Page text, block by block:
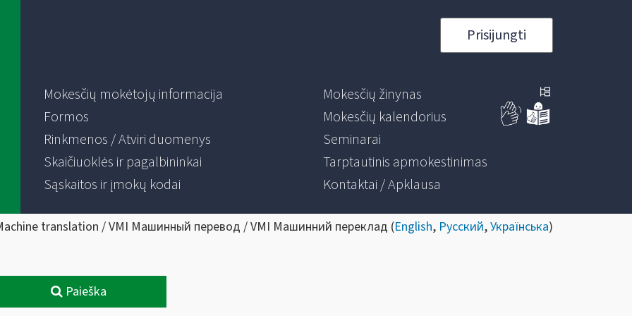
Prisijungti
Mokesčių mokėtojų informacija
Formos
Rinkmenos / Atviri duomenys
Skaičiuoklės ir pagalbininkai
Sąskaitos ir įmokų kodai
Mokesčių žinynas
Mokesčių kalendorius
Seminarai
Tarptautinis apmokestinimas
Kontaktai / Apklausa
translation / VMI Машинный перевод / VMI Машинний переклад (English, Русский,Українська)
Paieška